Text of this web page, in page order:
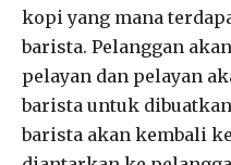
kopi yang mana
barista. Pelanggan
pelayan dan pelayan
barista untuk
barista akan kembali